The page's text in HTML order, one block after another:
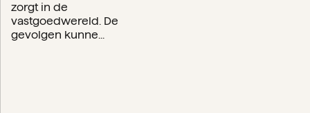
zorgt in de
vastgoedwereld. De
gevolgen kunne...